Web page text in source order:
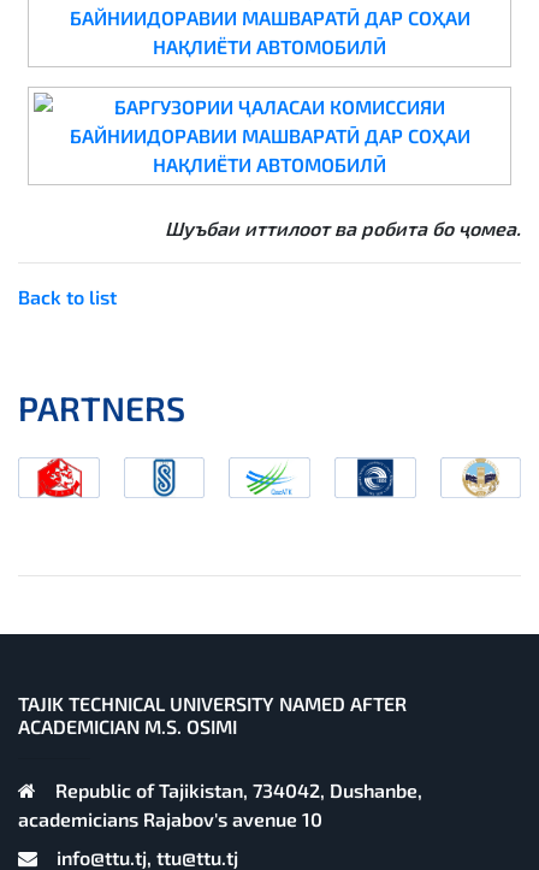
Шуъбаи иттилоот ва робита бо ҷомеа.
Back to list
PARTNERS
TAJIK TECHNICAL UNIVERSITY NAMED AFTER
ACADEMICIAN M.S. OSIMI
Republic of Tajikistan, 734042, Dushanbe,
academicians Rajabov's avenue 10
info@ttu.tj, ttu@ttu.tj